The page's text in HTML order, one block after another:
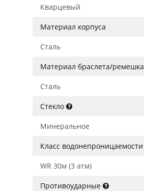
Кварцевый
Материал корпуса
Сталь
Материал браслета/ремешка
Сталь
Стекло
Минеральное
Класс водонепроницаемости
WR 30м (3 атм)
Противоударные